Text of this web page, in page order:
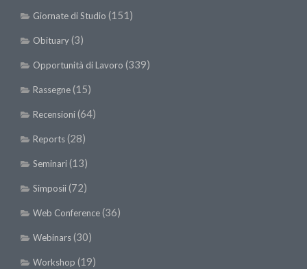
Giornate di Studio (151)
Obituary(3)
Opportunità di Lavoro (339)
Rassegne(15)
Recensioni(64)
Reports(28)
Seminari(13)
Simposii(72)
Web Conference(36)
Webinars(30)
Workshop (19)